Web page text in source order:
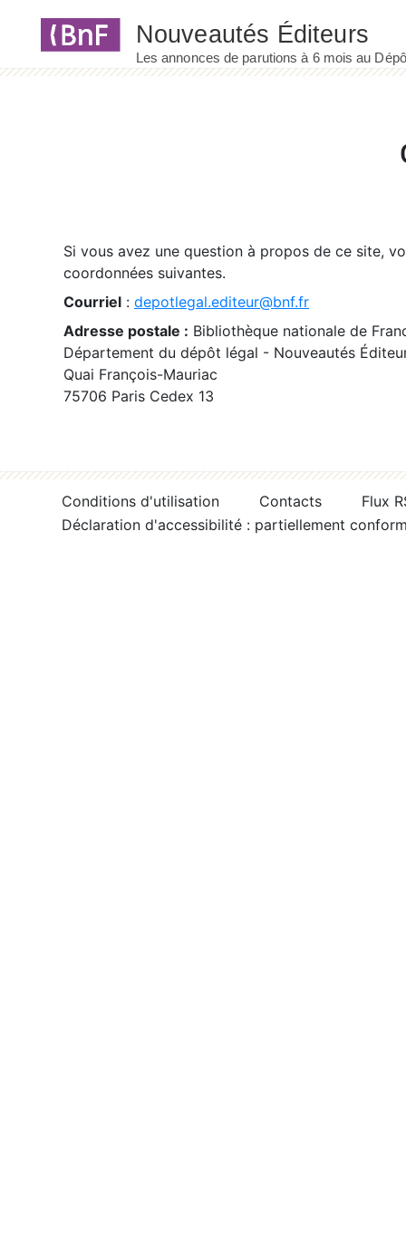
Si vous avez une question à propos de ce site,
coordonnées suivantes.
Courriel : depotlegal.editeur@bnf.fr
Adresse postale : Bibliothèque nationale de
Département du dépôt légal - Nouveautés
Quai François-Mauriac
75706 Paris Cedex 13
Conditions d'utilisation Contacts
Flux
Déclaration d'accessibilité : partiellement